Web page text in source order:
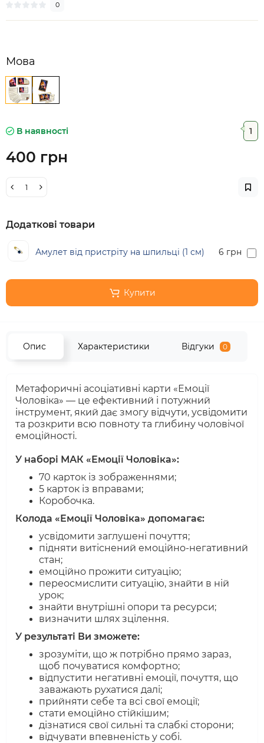
0
Мова
В наявності 1
400 грн
Додаткові товари
Амулет від пристріту на шпильці (1 см) 6 грн
Купити
Опис Характеристики Відгуки 0
Метафоричні асоціативні карти «Емоції
Чоловіка» — це ефективний і потужний
інструмент, який дає змогу відчути, усвідомити
та розкрити всю повноту та глибину чоловічої
емоційності.
У наборі МАК «Емоції Чоловіка»:
70 карток із зображеннями;
5 карток із вправами;
Коробочка.
Колода «Емоції Чоловіка» допомагає:
усвідомити заглушені почуття;
підняти витіснений емоційно-негативний
стан;
емоційно прожити ситуацію;
переосмислити ситуацію, знайти в ній
урок;
знайти внутрішні опори та ресурси;
визначити шлях зцілення.
У результаті Ви зможете:
зрозуміти, що ж потрібно прямо зараз,
щоб почуватися комфортно;
відпустити негативні емоції, почуття, що
заважають рухатися далі;
прийняти себе та всі свої емоції;
стати емоційно стійкішим;
дізнатися свої сильні та слабкі сторони;
відчувати впевненість у собі.